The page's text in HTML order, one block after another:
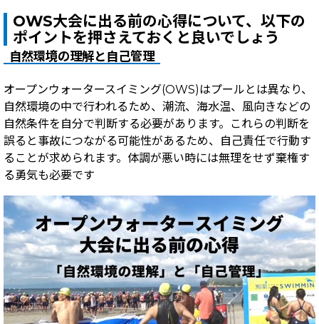
OWS大会に出る前の心得について、以下の
ポイントを押さえておくと良いでしょう
自然環境の理解と自己管理
オープンウォータースイミング(OWS)はプールとは異なり、
自然環境の中で行われるため、潮流、海水温、風向きなどの
自然条件を自分で判断する必要があります。これらの判断を
誤ると事故につながる可能性があるため、自己責任で行動す
ることが求められます。体調が悪い時には無理をせず棄権す
る勇気も必要です